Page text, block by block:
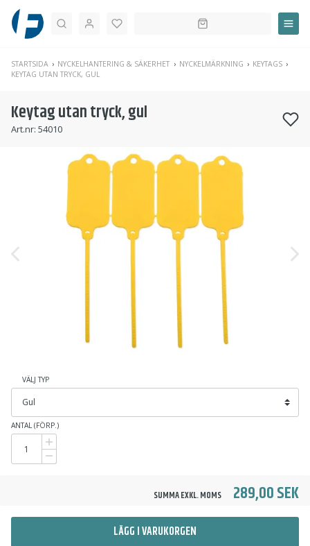
Sök
STARTSIDA NYCKELHANTERING & SÄKERHET NYCKELMÄRKNING
KEYTAGS
KEYTAG UTAN TRYCK, GUL
Keytag utan tryck, gul
Art.nr: 54010
VÄLJ TYP
ANTAL (FÖRP.)
SUMMA EXKL. MOMS 289,00 SEK
LÄGG I VARUKORGEN